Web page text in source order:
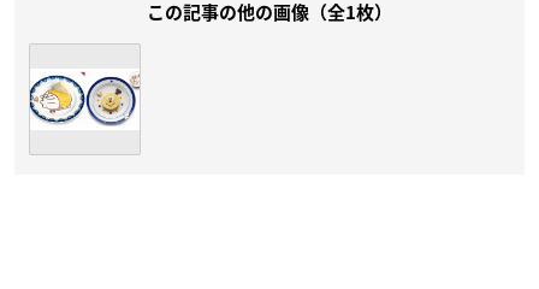
この記事の他の画像（全1枚）